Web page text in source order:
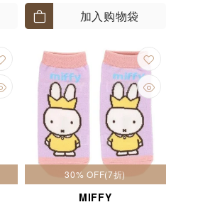
加入购物袋
30% OFF(7折)
MIFFY